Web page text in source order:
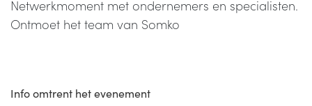
Netwerkmoment met ondernemers en specialisten.
Ontmoet het team van Somko
Info omtrent het evenement